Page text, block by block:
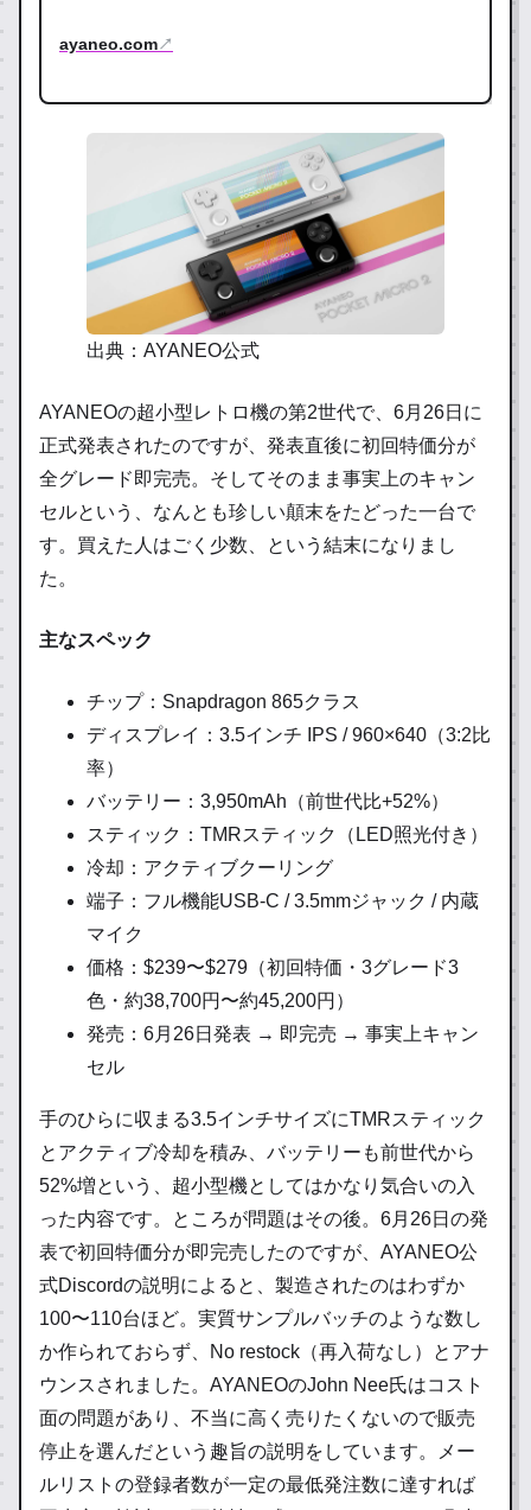
ayaneo.com↗
出典：AYANEO公式
AYANEOの超小型レトロ機の第2世代で、6月26日に
正式発表されたのですが、発表直後に初回特価分が
全グレード即完売。そしてそのまま事実上のキャン
セルという、なんとも珍しい顛末をたどった一台で
す。買えた人はごく少数、という結末になりまし
た。
主なスペック
チップ：Snapdragon 865クラス
ディスプレイ：3.5インチ IPS / 960×640（3:2比
率）
バッテリー：3,950mAh（前世代比+52%）
スティック：TMRスティック（LED照光付き）
冷却：アクティブクーリング
端子：フル機能USB-C / 3.5mmジャック / 内蔵
マイク
価格：$239〜$279（初回特価・3グレード3
色・約38,700円〜約45,200円）
発売：6月26日発表 → 即完売 → 事実上キャン
セル
手のひらに収まる3.5インチサイズにTMRスティック
とアクティブ冷却を積み、バッテリーも前世代から
52%増という、超小型機としてはかなり気合いの入
った内容です。ところが問題はその後。6月26日の発
表で初回特価分が即完売したのですが、AYANEO公
式Discordの説明によると、製造されたのはわずか
100〜110台ほど。実質サンプルバッチのような数し
か作られておらず、No restock（再入荷なし）とアナ
ウンスされました。AYANEOのJohn Nee氏はコスト
面の問題があり、不当に高く売りたくないので販売
停止を選んだという趣旨の説明をしています。メー
ルリストの登録者数が一定の最低発注数に達すれば